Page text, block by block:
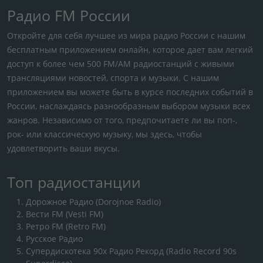
Радио FM России
Откройте для себя лучшее из мира радио России с нашим
бесплатным приложением онлайн, которое дает вам легкий
доступ к более чем 500 FM/AM радиостанций с живыми
трансляциями новостей, спорта и музыки. С нашим
приложением вы можете быть в курсе последних событий в
России, наслаждаясь разнообразным выбором музыки всех
жанров. Независимо от того, предпочитаете ли вы поп-,
рок- или классическую музыку, мы здесь, чтобы
удовлетворить ваши вкусы.
Топ радиостанции
Дорожное Радио (Dorojnoe Radio)
Вести FM (Vesti FM)
Ретро FM (Retro FM)
Русское Радио
Супердискотека 90х Радио Рекорд (Radio Record 90s